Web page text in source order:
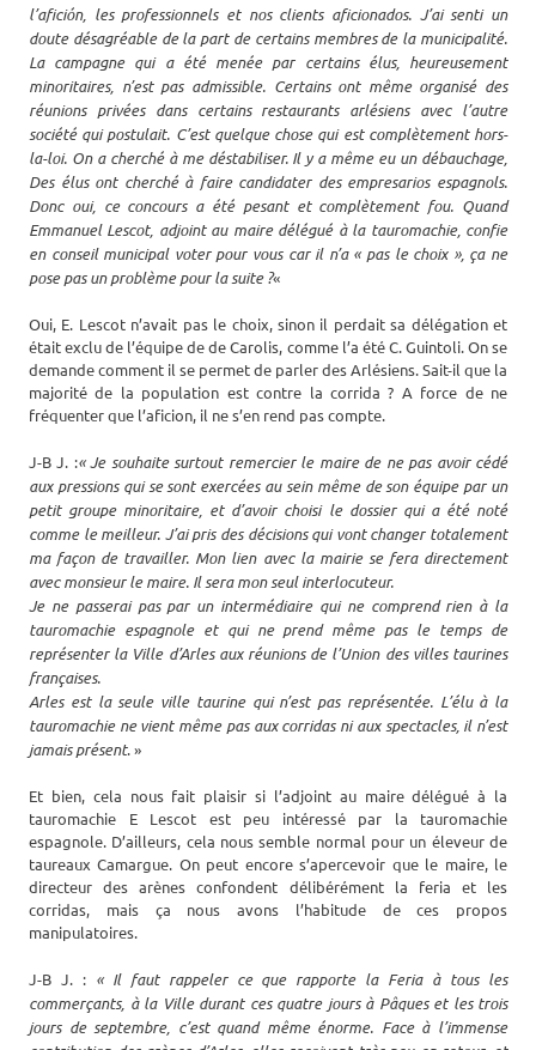
l’afición, les professionnels et nos clients aficionados. J’ai senti un
doute désagréable de la part de certains membres de la municipalité.
La campagne qui a été menée par certains élus, heureusement
minoritaires, n’est pas admissible. Certains ont même organisé des
réunions privées dans certains restaurants arlésiens avec l’autre
société qui postulait. C’est quelque chose qui est complètement hors-
la-loi. On a cherché à me déstabiliser. Il y a même eu un débauchage,
Des élus ont cherché à faire candidater des empresarios espagnols.
Donc oui, ce concours a été pesant et complètement fou. Quand
Emmanuel Lescot, adjoint au maire délégué à la tauromachie, confie
en conseil municipal voter pour vous car il n’a « pas le choix », ça ne
pose pas un problème pour la suite ?«
Oui, E. Lescot n’avait pas le choix, sinon il perdait sa délégation et
était exclu de l’équipe de de Carolis, comme l’a été C. Guintoli. On se
demande comment il se permet de parler des Arlésiens. Sait-il que la
majorité de la population est contre la corrida ? A force de ne
fréquenter que l’aficion, il ne s’en rend pas compte.
J-B J. :« Je souhaite surtout remercier le maire de ne pas avoir cédé
aux pressions qui se sont exercées au sein même de son équipe par un
petit groupe minoritaire, et d’avoir choisi le dossier qui a été noté
comme le meilleur. J’ai pris des décisions qui vont changer totalement
ma façon de travailler. Mon lien avec la mairie se fera directement
avec monsieur le maire. Il sera mon seul interlocuteur.
Je ne passerai pas par un intermédiaire qui ne comprend rien à la
tauromachie espagnole et qui ne prend même pas le temps de
représenter la Ville d’Arles aux réunions de l’Union des villes taurines
françaises.
Arles est la seule ville taurine qui n’est pas représentée. L’élu à la
tauromachie ne vient même pas aux corridas ni aux spectacles, il n’est
jamais présent. »
Et bien, cela nous fait plaisir si l’adjoint au maire délégué à la
tauromachie E Lescot est peu intéressé par la tauromachie
espagnole. D’ailleurs, cela nous semble normal pour un éleveur de
taureaux Camargue. On peut encore s’apercevoir que le maire, le
directeur des arènes confondent délibérément la feria et les
corridas, mais ça nous avons l’habitude de ces propos
manipulatoires.
J-B J. : « Il faut rappeler ce que rapporte la Feria à tous les
commerçants, à la Ville durant ces quatre jours à Pâques et les trois
jours de septembre, c’est quand même énorme. Face à l’immense